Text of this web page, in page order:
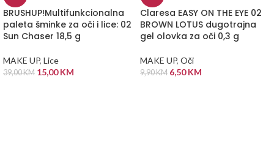
BRUSHUP!Multifunkcionalna
paleta šminke za oči i lice: 02
Sun Chaser 18,5 g
MAKE UP, Lice
39,00KM 15,00KM
Claresa EASY ON THE EYE 02
BROWN LOTUS dugotrajna
gel olovka za oči 0,3 g
MAKE UP, Oči
9,90KM 6,50KM